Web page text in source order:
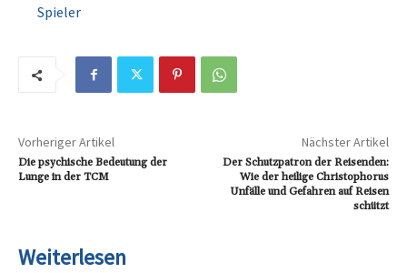
Spieler
Vorheriger Artikel
Die psychische Bedeutung der
Lunge in der TCM
Nächster Artikel
Der Schutzpatron der Reisenden:
Wie der heilige Christophorus
Unfälle und Gefahren auf Reisen
schützt
Weiterlesen